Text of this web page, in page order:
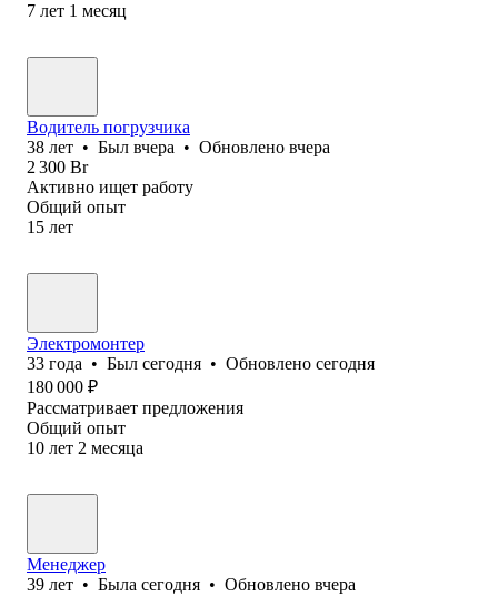
7 лет 1 месяц
Водитель погрузчика
38 лет • Был вчера • Обновлено вчера
2 300 Br
Активно ищет работу
Общий опыт
15 лет
Электромонтер
33 года • Был сегодня • Обновлено сегодня
180 000 ₽
Рассматривает предложения
Общий опыт
10 лет 2 месяца
Менеджер
39 лет • Была сегодня • Обновлено вчера